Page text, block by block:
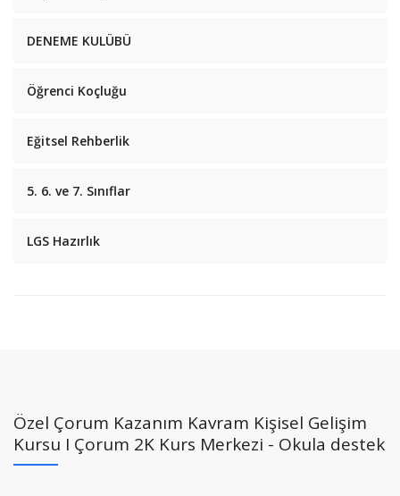
DENEME KULÜBÜ
Öğrenci Koçluğu
Eğitsel Rehberlik
5. 6. ve 7. Sınıflar
LGS Hazırlık
Özel Çorum Kazanım Kavram Kişisel Gelişim
Kursu I Çorum 2K Kurs Merkezi - Okula destek